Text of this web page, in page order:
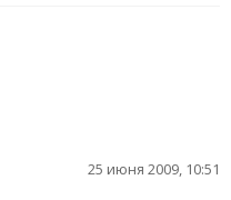
25 июня 2009, 10:51